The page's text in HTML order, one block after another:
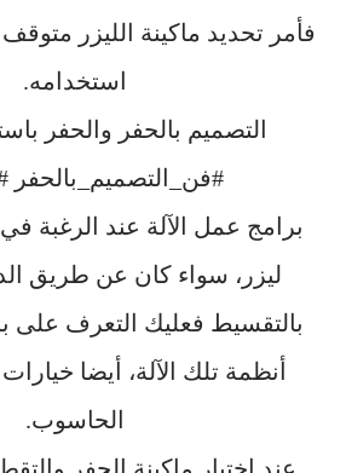
فأمر تحديد ماكينة الليزر
استخدامه.
#فن_التصميم_بالحفر
برامج عمل الآلة عند الرغبة في شراء آلات حفر
ليزر، سواء كان عن طريق
بالتقسيط فعليك التعرف على
أنظمة تلك الآلة، أيضا
الحاسوب.